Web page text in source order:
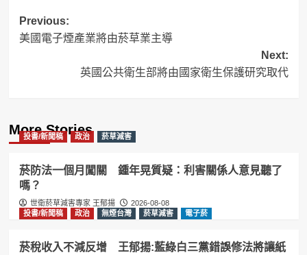
Post
navigation
Previous:
美國電子煙產業將由菸草業主導
Next:
英國公共衛生部將由國家衛生保護研究取代
More Stories
投書/新聞稿 政治 菸草減害
菸防法一個月闖關 鍾年晃質疑：利害關係人意見聽了
嗎？
世衛菸草減害專家 王郁揚
2026-08-08
投書/新聞稿
政治 無煙台灣 菸草減害 電子菸
菸稅收入不減反增 王郁揚:藍綠白三黨錯誤修法將讓紙